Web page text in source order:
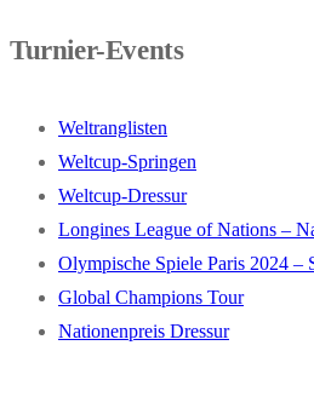
Turnier-Events
Weltranglisten
Weltcup-Springen
Weltcup-Dressur
Longines League of Nations –
Olympische Spiele Paris 2024 –
Global Champions Tour
Nationenpreis Dressur